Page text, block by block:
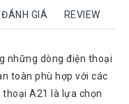
ĐÁNH GIÁ REVIEW
những dòng điện thoại
toàn phù hợp với các
thoại A21 là lựa chọn